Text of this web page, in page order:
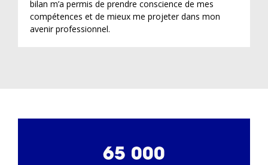
bilan m’a permis de prendre conscience de mes
compétences et de mieux me projeter dans mon
avenir professionnel.
65 000